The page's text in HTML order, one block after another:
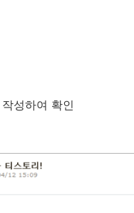
성하여 확인